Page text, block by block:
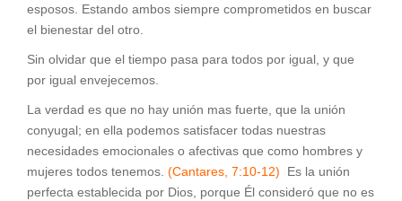
esposos. Estando ambos siempre comprometidos en buscar
el bienestar del otro.
Sin olvidar que el tiempo pasa para todos por igual, y que
por igual envejecemos.
La verdad es que no hay unión mas fuerte, que la unión
conyugal; en ella podemos satisfacer todas nuestras
necesidades emocionales o afectivas que como hombres y
mujeres todos tenemos. (Cantares, 7:10-12)
Es la unión
perfecta establecida por Dios, porque Él consideró que no es